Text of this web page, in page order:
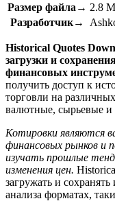
Размер файла→ 2.8
Разработчик→
Historical Quotes
загрузки и
финансовых
получить доступ к
торговли на
валютные, сырьевые и
Котировки являются
финансовых рынков и
изучать прошлые
изменения цен.
загружать и
анализа форматах,